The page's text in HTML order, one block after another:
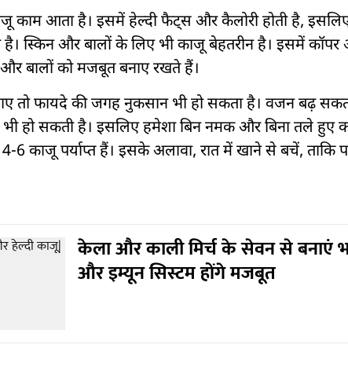
काम आता है। इसमें हेल्दी फैट्स और कैलोरी होती है,
स्किन और बालों के लिए भी काजू बेहतरीन है। इसमें कॉपर
बालों को मजबूत बनाए रखते हैं।
तो फायदे की जगह नुकसान भी हो सकता है। वजन बढ़
हो सकती है। इसलिए हमेशा बिन नमक और बिना तले हुए
4-6 काजू पर्याप्त हैं। इसके अलावा, रात में खाने से बचें, ताकि
केला और काली मिर्च के सेवन से बनाएं
और इम्यून सिस्टम होंगे मजबूत